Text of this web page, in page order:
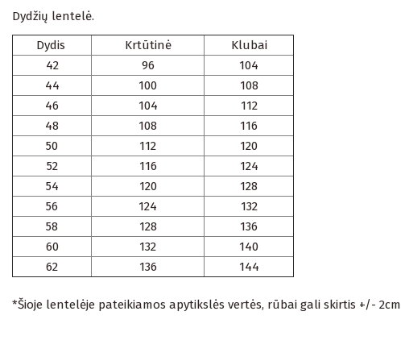
Dydžių lentelė.
Dydis
Krtūtinė
Klubai
42
96
104
44
100
108
46
104
112
48
108
116
50
112
120
52
116
124
54
120
128
56
124
132
58
128
136
60
132
140
62
136 144
*Šioje lentelėje pateikiamos apytikslės vertės, rūbai gali skirtis +/- 2cm